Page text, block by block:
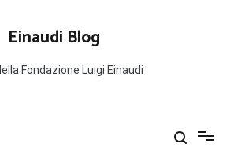
Einaudi Blog
Fondazione Luigi Einaudi